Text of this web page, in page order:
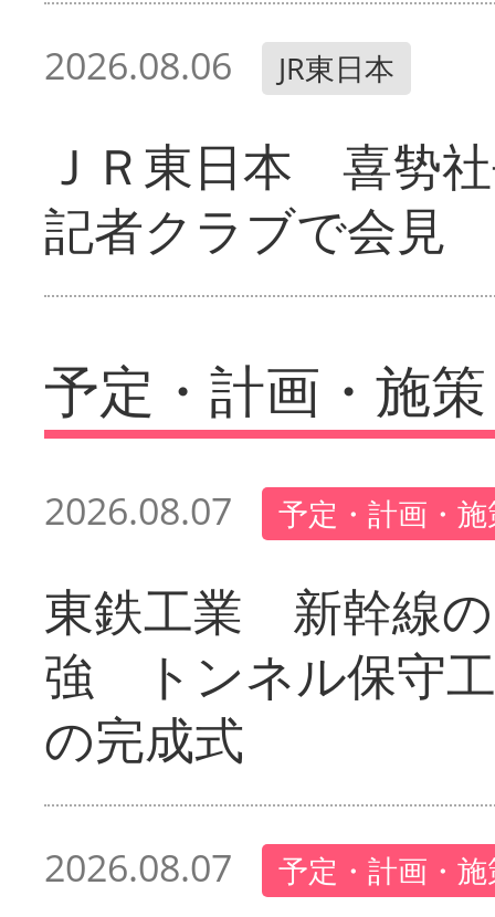
2026.08.06 JR東日本
ＪＲ東日本 喜㔟
記者クラブで会見
予定・計画・施策
2026.08.07 予定・計画・
東鉄工業 新幹線
強 トンネル保守
の完成式
2026.08.07 予定・計画・